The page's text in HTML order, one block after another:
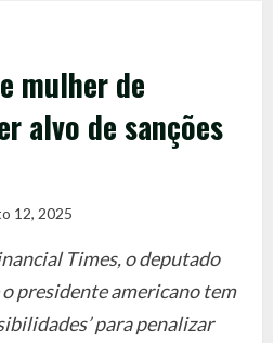
mulher de
alvo de sanções
12, 2025
Times, o deputado
presidente americano tem
para penalizar